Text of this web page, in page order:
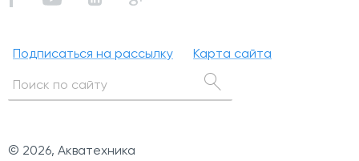
Подписаться на рассылку Карта сайта
© 2026, Акватехника